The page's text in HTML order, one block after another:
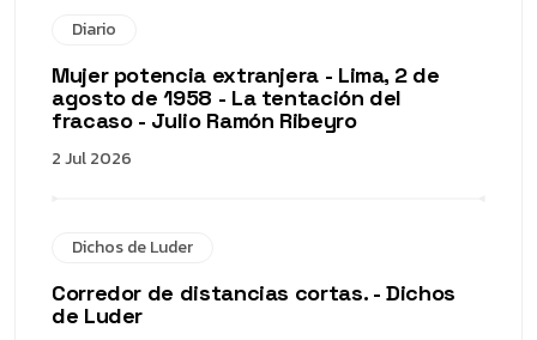
Diario
Mujer potencia extranjera - Lima, 2 de
agosto de 1958 - La tentación del
fracaso - Julio Ramón Ribeyro
2 Jul 2026
Dichos de Luder
Corredor de distancias cortas. - Dichos
de Luder